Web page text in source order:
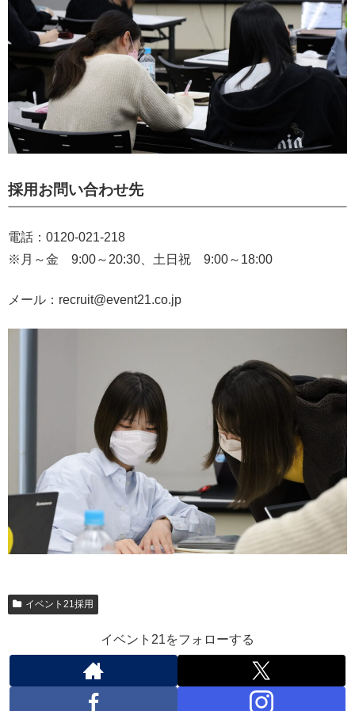
採用お問い合わせ先
電話：0120-021-218
※月～金 9:00～20:30、土日祝 9:00～18:00
メール：recruit@event21.co.jp
イベント21採用
イベント21をフォローする